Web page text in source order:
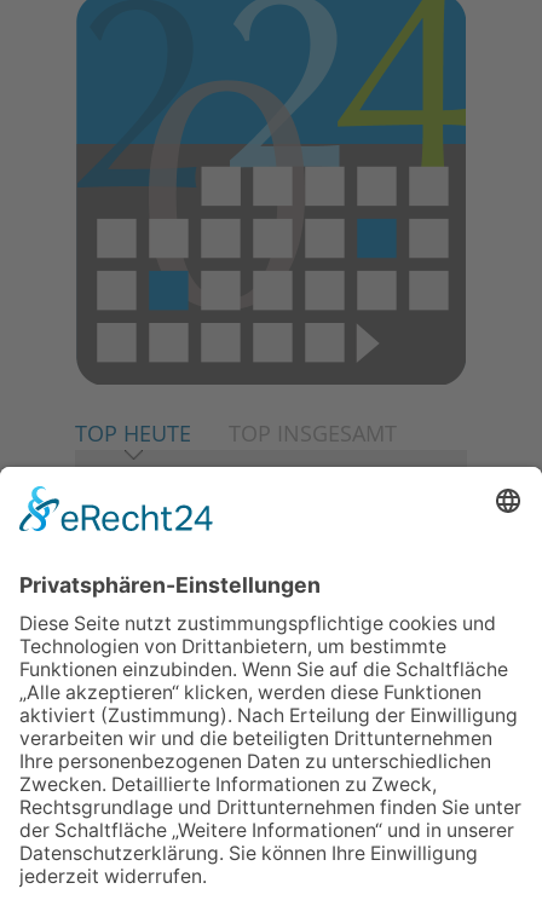
TOP HEUTE TOP INSGESAMT
30.07.2026
Ganz Niederhöchstadt wird zur
Festmeile
06.08.2026
Baustellenführung führt auch in
die Zukunft der Stadt
Königstein
06.08.2026
Klinikforum zum Thema
Karpaltunnelsyndrom
06.08.2026
Gewinnspiel zum Start ins
Schuljahr